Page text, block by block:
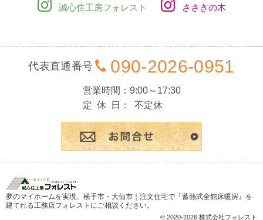
・
大
市
注
誠心住工房フォレスト ささきの木
代表直通番号 090-2026-0951
営業時間
9:00～17:30
定休日
不定休
© 2020-2026 株式会社フォレスト
夢のマイホームを実現、 横手市・大仙市｜注文住宅で『蓄熱式全館床暖房』を
建てれる工務店フォレスト にご相談ください。